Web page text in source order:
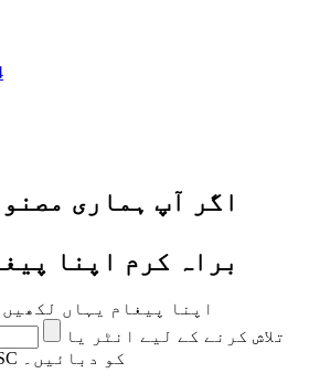
اگر آپ ہماری
براہ کرم اپنا
اپنا پیغام یہاں
تلاش کرنے کے لیے انٹر یا
بند کرنے کے لیے ESC کو دبائیں۔